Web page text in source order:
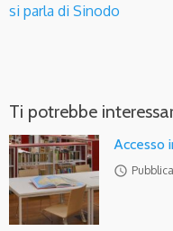
si parla di Sinodo
Ti potrebbe
Accesso
access_time